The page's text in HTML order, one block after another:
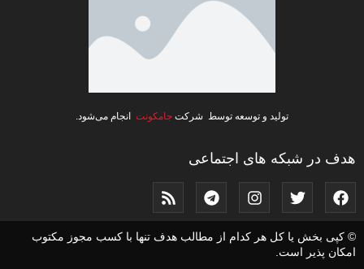
تولید و توسعه توسط شرکت جامکونت انجام می‌شود.
هدف در شبکه های اجتماعی
© کپی بخش یا کل هر کدام از مطالب هدف تنها با کسب مجوز مکتوب
امکان پذیر است.